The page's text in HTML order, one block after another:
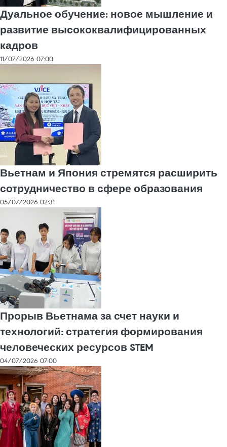
Дуальное обучение: новое мышление и
развитие высококвалифицированных
кадров
11/07/2026 07:00
Вьетнам и Япония стремятся расширить
сотрудничество в сфере образования
05/07/2026 02:31
Прорыв Вьетнама за счет науки и
технологий: стратегия формирования
человеческих ресурсов STEM
04/07/2026 07:00